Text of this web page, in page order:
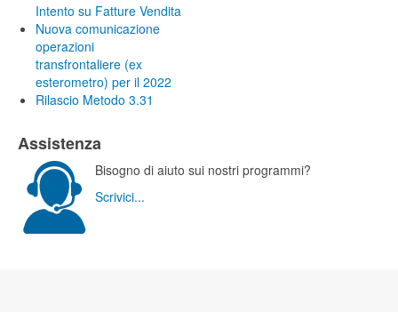
Intento su Fatture Vendita
Nuova comunicazione
operazioni
transfrontaliere (ex
esterometro) per il 2022
Rilascio Metodo 3.31
Assistenza
Bisogno di aiuto sui nostri programmi?
Scrivici...